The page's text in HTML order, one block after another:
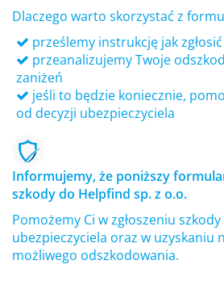
Dlaczego warto skorzystać z
prześlemy instrukcję jak
przeanalizujemy Twoje
zaniżeń
jeśli to będzie koniecznie,
od decyzji ubezpieczyciela
Informujemy, że poniższy
szkody do Helpfind sp. z o.o.
Pomożemy Ci w zgłoszeniu
ubezpieczyciela oraz w uzyskaniu
możliwego odszkodowania.